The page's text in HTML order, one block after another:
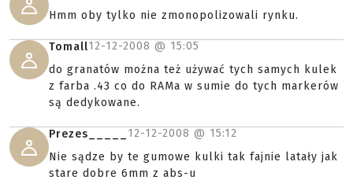
Hmm oby tylko nie zmonopolizowali rynku.
Tomall12-12-2008 @ 15:05
do granatów można też używać tych samych kulek
z farba .43 co do RAMa w sumie do tych markerów
są dedykowane.
Prezes_____ 12-12-2008 @ 15:12
Nie sądze by te gumowe kulki tak fajnie latały jak
stare dobre 6mm z abs-u